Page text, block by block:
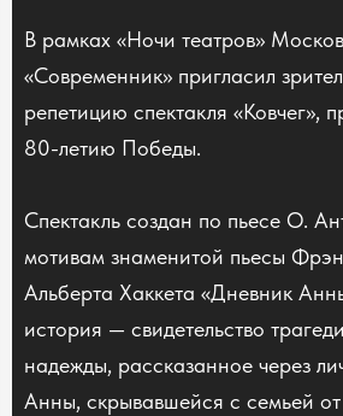
В рамках «Ночи театров»
«Современник» пригласил
репетицию спектакля «Ковчег»,
80-летию Победы.
Спектакль создан по пьесе О.
мотивам знаменитой пьесы
Альберта Хаккета «Дневник
история — свидетельство
надежды, рассказанное через
Анны, скрывавшейся с семьей